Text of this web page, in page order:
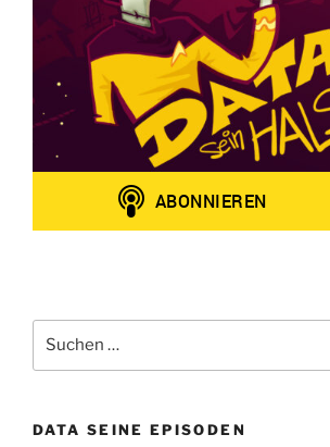
nach:
DATA SEINE EPISODEN